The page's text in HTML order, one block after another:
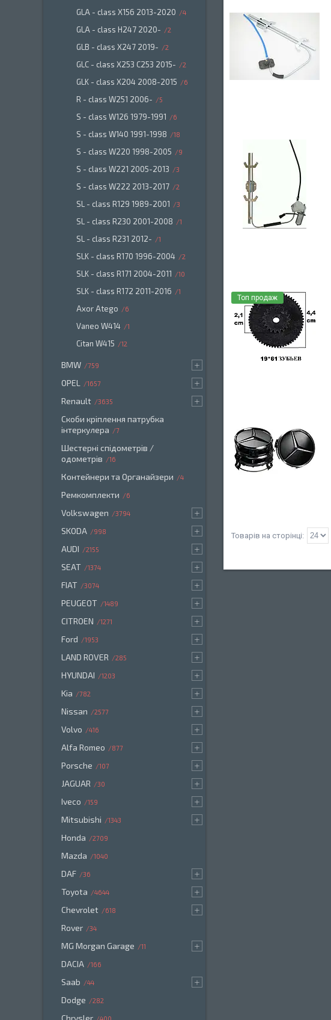
Топ продаж
GLA - class X156 2013-2020 4
GLA - class H247 2020- 2
GLB - class X247 2019- 2
GLC - class X253 C253 2015- 2
GLK - class X204 2008-2015 6
R - class W251 2006- 5
S - class W126 1979-1991 6
S - class W140 1991-1998 18
S - class W220 1998-2005 9
S - class W221 2005-2013 3
S - class W222 2013-2017 2
SL - class R129 1989-2001 3
SL - class R230 2001-2008 1
SL - class R231 2012- 1
SLK - class R170 1996-2004 2
SLK - class R171 2004-2011 10
SLK - class R172 2011-2016 1
Axor Atego 6
Vaneo W414 1
Citan W415 12
BMW 759
OPEL 1657
Renault 3635
Скоби кріплення патрубка
інтеркулера
7
Шестерні спідометрів /
одометрів
16
Контейнери та Органайзери 4
Ремкомплекти 6
Volkswagen 3794
SKODA 998
AUDI 2155
SEAT 1374
FIAT 3074
PEUGEOT 1489
CITROEN 1271
Ford 1953
LAND ROVER 285
HYUNDAI 1203
Kia 782
Nissan 2577
Volvo 416
Alfa Romeo 877
Porsche 107
JAGUAR 30
Iveco 159
Mitsubishi 1343
Honda 2709
Mazda 1040
DAF 36
Toyota 4644
Chevrolet 618
Rover 34
MG Morgan Garage 11
DACIA 166
Saab 44
Dodge 282
Chrysler